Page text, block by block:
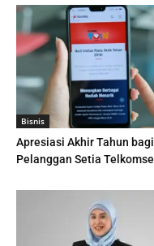
Bisnis
Apresiasi Akhir Tahun bagi
Pelanggan Setia